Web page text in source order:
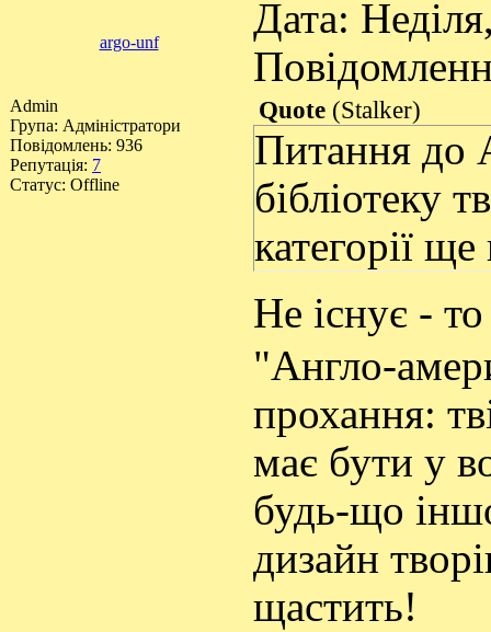
argo-unf
Дата:
Admin
Група: Адміністратори
Повідомлень: 936
Репутація: 7
Статус: Offline
Quote (Stalker)
Питання до
бібліотеку
категорії
Не існує -
"Англо-
прохання:
має бути у
будь-що
дизайн
щастить!